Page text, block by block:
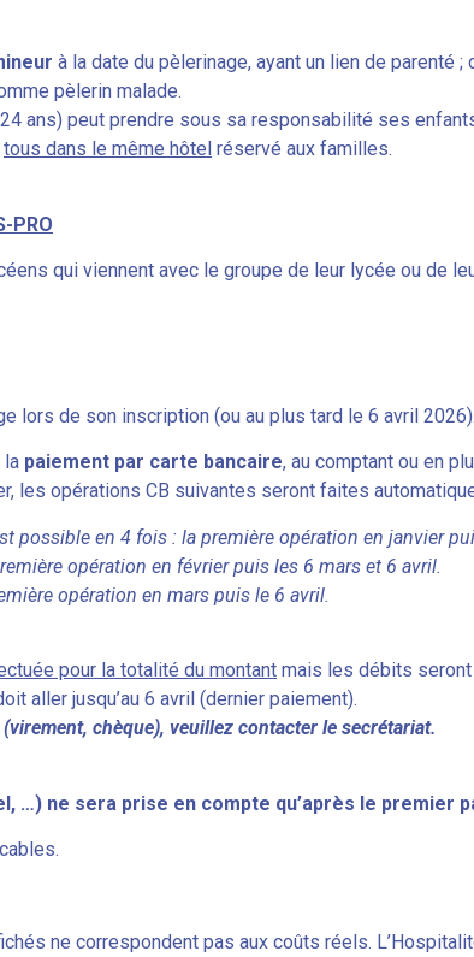
à la date du pèlerinage, ayant un lien de parenté
pèlerin malade.
ans) peut prendre sous sa responsabilité ses
tous dans le même hôtel réservé aux familles.
PRO
qui viennent avec le groupe de leur lycée ou de
lors de son inscription (ou au plus tard le 6 avril 2026).
la paiement par carte bancaire, au comptant ou en
les opérations CB suivantes seront faites
possible en 4 fois : la première opération en janvier
opération en février puis les 6 mars et 6 avril.
opération en mars puis le 6 avril.
pour la totalité du montant mais les débits
aller jusqu’au 6 avril (dernier paiement).
chèque), veuillez contacter le secrétariat.
…) ne sera prise en compte qu’après le premier
ne correspondent pas aux coûts réels.